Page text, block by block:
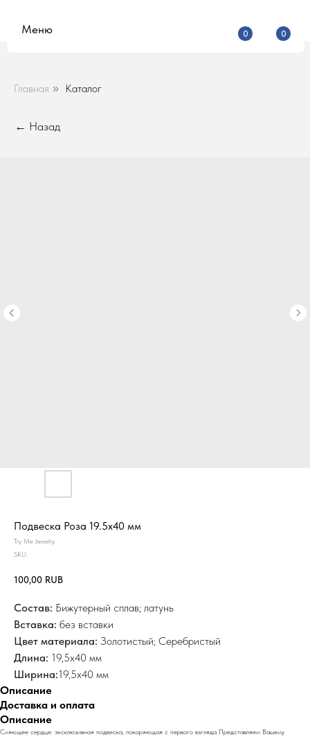
Главная » Каталог
← Назад
Подвеска Роза 19.5х40 мм
Try Me Jewelry
SKU:
100,00 RUB
Состав: Бижутерный сплав; латунь
Вставка: без вставки
Цвет материала: Золотистый; Серебристый
Длина: 19,5х40 мм
Ширина:19,5х40 мм
Описание
Доставка и оплата
Описание
Сияющее сердце: эксклюзивная подвеска, покоряющая с первого взгляда Представляем Вашему